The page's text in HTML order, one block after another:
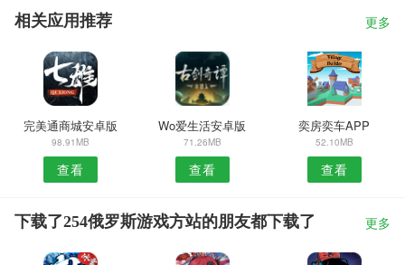
相关应用推荐 更多
完美通商城安卓版
98.91MB
查看
Wo爱生活安卓版
71.26MB
查看
奕房奕车APP
52.10MB
查看
下载了254俄罗斯游戏方站的朋友都下载了 更多